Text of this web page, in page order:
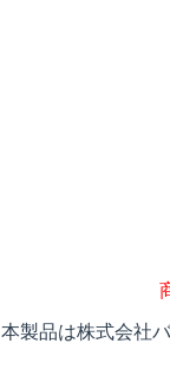
本製品は株式会社